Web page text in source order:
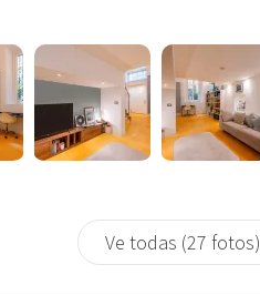
Ve todas (27 fotos)